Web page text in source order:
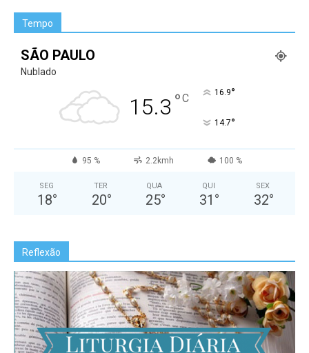
Tempo
SÃO PAULO
Nublado
15.3 °C 16.9°
14.7°
95 % 2.2kmh 100 %
SEG
18°
TER
20°
QUA
25°
QUI
31 °
SEX
32°
Reflexão